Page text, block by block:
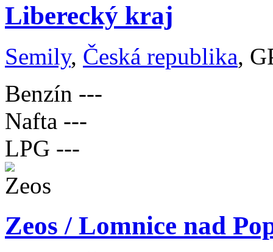
Liberecký kraj
Semily, Česká republika,
Benzín ---
Nafta ---
LPG ---
Zeos / Lomnice nad